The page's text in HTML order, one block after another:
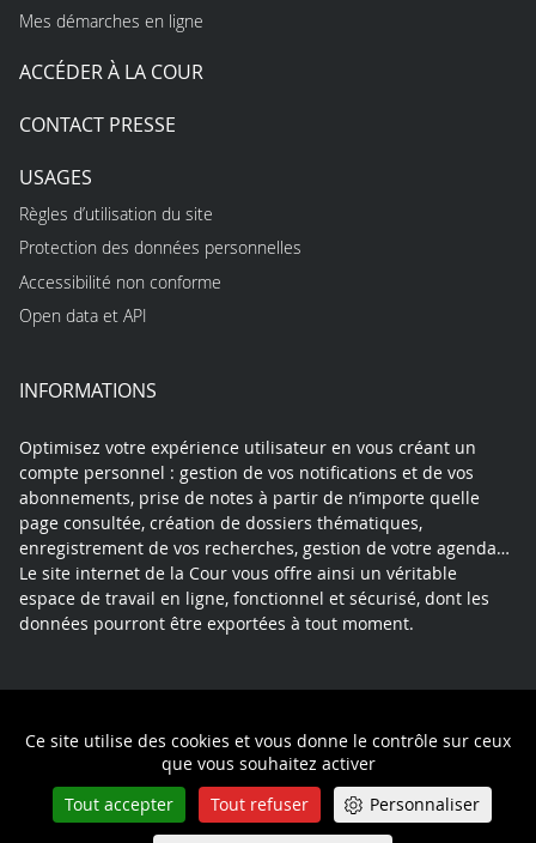
Ce site utilise des cookies et vous donne le contrôle sur ceux
que vous souhaitez activer
Tout accepter
Tout refuser Personnaliser
Mes démarches en ligne
ACCÉDER À LA COUR
CONTACT PRESSE
USAGES
Règles d’utilisation du site
Protection des données personnelles
Accessibilité non conforme
Open data et API
INFORMATIONS
Optimisez votre expérience utilisateur en vous créant un
compte personnel : gestion de vos notifications et de vos
abonnements, prise de notes à partir de n’importe quelle
page consultée, création de dossiers thématiques,
enregistrement de vos recherches, gestion de votre agenda…
Le site internet de la Cour vous offre ainsi un véritable
espace de travail en ligne, fonctionnel et sécurisé, dont les
données pourront être exportées à tout moment.
Politique de confidentialité